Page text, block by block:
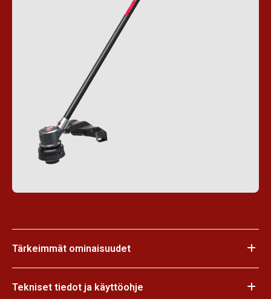
Tärkeimmät ominaisuudet
Tekniset tiedot ja käyttöohje